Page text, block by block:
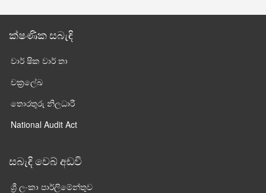
ක්ෂණික සබැඳි
වාර් ෂික වාර් තා
චක්‍රලේඛ
තොරතුරු නිලධාරී
National Audit Act
සබැඳි වෙබ් අඩවි
ශ්‍රී ලංකා පාර්ලි‌මේන්තුව